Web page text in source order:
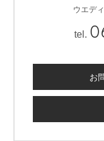
ウエデ
tel.
お